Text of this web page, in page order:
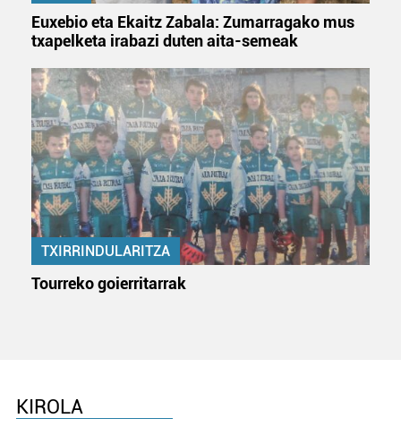
Euxebio eta Ekaitz Zabala: Zumarragako mus
txapelketa irabazi duten aita-semeak
TXIRRINDULARITZA
Tourreko goierritarrak
KIROLA